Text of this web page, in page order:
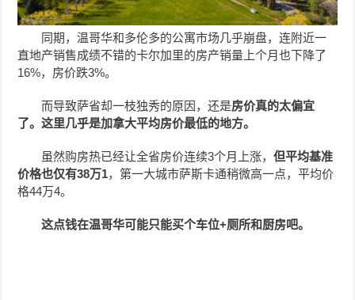
同期，温哥华和多伦多的公寓市场几乎崩盘，连附近一
直地产销售成绩不错的卡尔加里的房产销量上个月也下降了
16%，房价跌3%。
而导致萨省却一枝独秀的原因，还是房价真的太偏宜
了。这里几乎是加拿大平均房价最低的地方。
虽然购房热已经让全省房价连续3个月上涨，但平均基准
价格也仅有38万1，第一大城市萨斯卡通稍微高一点，平均价
格44万4。
这点钱在温哥华可能只能买个车位+厕所和厨房吧。